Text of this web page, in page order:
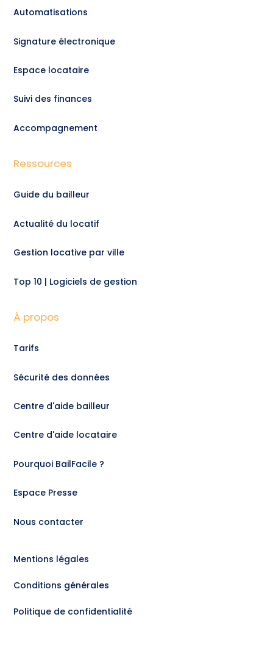
Automatisations
Signature électronique
Espace locataire
Suivi des finances
Accompagnement
Ressources
Guide du bailleur
Actualité du locatif
Gestion locative par ville
Top 10 | Logiciels de gestion
À propos
Tarifs
Sécurité des données
Centre d'aide bailleur
Centre d'aide locataire
Pourquoi BailFacile ?
Espace Presse
Nous contacter
Mentions légales
Conditions générales
Politique de confidentialité